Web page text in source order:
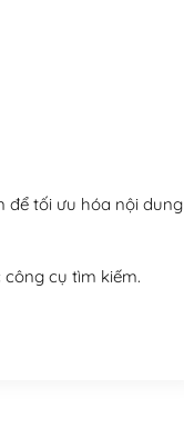
để tối ưu hóa nội dung
cụ tìm kiếm.
kho Theme